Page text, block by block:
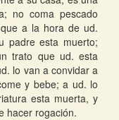
no coma pescado
a la hora de ud.
padre esta muerto;
trato que ud. esta
lo van a convidar a
y bebe; a ud. lo
esta muerta, y
hacer rogación.